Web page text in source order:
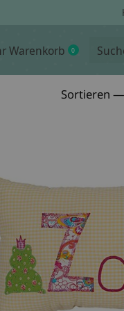
Warenkorb 0items
Sortieren —